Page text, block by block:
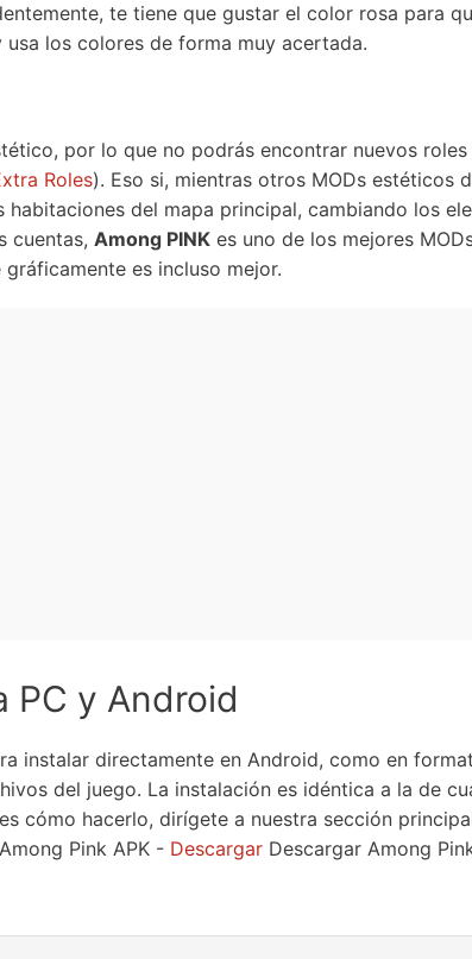
te tiene que gustar el color rosa para
los colores de forma muy acertada.
por lo que no podrás encontrar nuevos
Roles). Eso si, mientras otros MODs estéticos
habitaciones del mapa principal, cambiando los
cuentas, Among PINK es uno de los mejores
gráficamente es incluso mejor.
PC y Android
instalar directamente en Android, como en
del juego. La instalación es idéntica a la de
cómo hacerlo, dirígete a nuestra sección
Pink APK - Descargar Descargar Among